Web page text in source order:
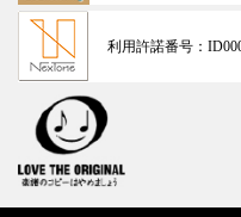
利用許諾番号：